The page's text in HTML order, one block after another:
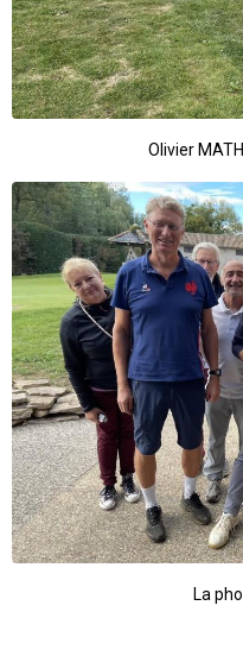
Olivier
La